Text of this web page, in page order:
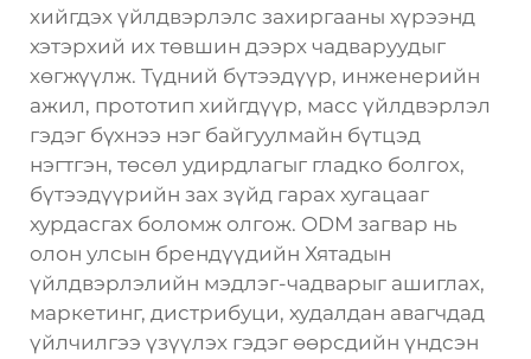
хийгдэх үйлдвэрлэлс захиргааны хүрээнд
хэтэрхий их төвшин дээрх чадваруудыг
хөгжүүлж. Түдний бүтээдүүр, инженерийн
ажил, прототип хийгдүүр, масс үйлдвэрлэл
гэдэг бүхнээ нэг байгуулмайн бүтцэд
нэгтгэн, төсөл удирдлагыг гладко болгох,
бүтээдүүрийн зах зүйд гарах хугацааг
хурдасгах боломж олгож. ODM загвар нь
олон улсын брендүүдийн Хятадын
үйлдвэрлэлийн мэдлэг-чадварыг ашиглах,
маркетинг, дистрибуци, худалдан авагчдад
үйлчилгээ үзүүлэх гэдэг өөрсдийн үндсэн